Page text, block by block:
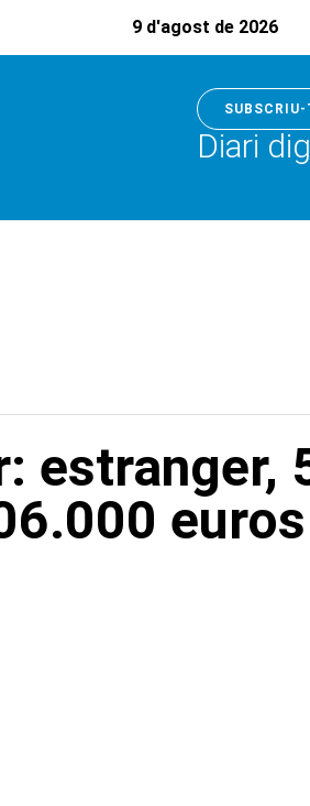
9 d'agost de 2026
SUBSCRIU-
Diari
estranger,
euros